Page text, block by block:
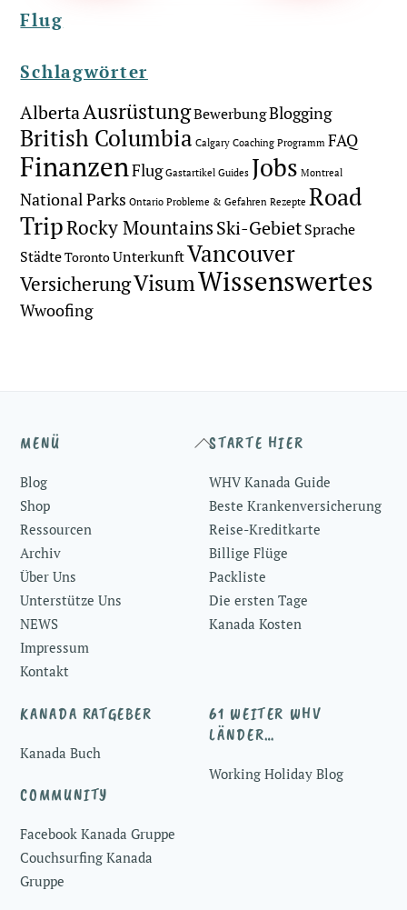
Flug
Schlagwörter
AlbertaAusrüstungBewerbungBlogging
British Columbia Calgary Coaching Programm FAQ
FinanzenFlug Gastartikel Guides Jobs Montreal
National Parks Ontario Probleme & Gefahren Rezepte Road
TripRocky MountainsSki-GebietSprache
StädteTorontoUnterkunftVancouver
VersicherungVisumWissenswertes
Wwoofing
Back
Top
MENÜ
Blog
Shop
Ressourcen
Archiv
Über Uns
Unterstütze Uns
NEWS
Impressum
Kontakt
STARTE HIER
WHV Kanada Guide
Beste Krankenversicherung
Reise-Kreditkarte
Billige Flüge
Packliste
Die ersten Tage
Kanada Kosten
KANADA RATGEBER
Kanada Buch
COMMUNITY
Facebook Kanada Gruppe
Couchsurfing Kanada
Gruppe
61 WEITER WHV
LÄNDER…
Working Holiday Blog